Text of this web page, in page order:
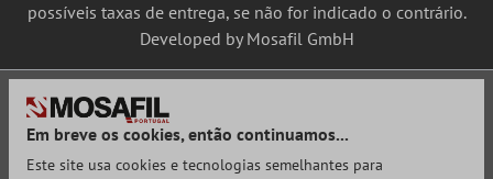
possíveis taxas de entrega, se não for indicado o contrário.
Developed by Mosafil GmbH
Em breve os cookies, então continuamos...
Este site usa cookies e tecnologias semelhantes para